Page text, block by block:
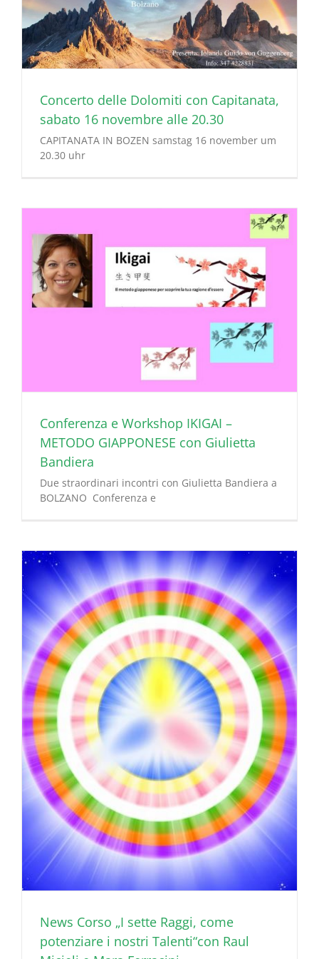
Concerto delle Dolomiti con Capitanata,
sabato 16 novembre alle 20.30
CAPITANATA IN BOZEN samstag 16 november um
20.30 uhr
Conferenza e Workshop IKIGAI –
METODO GIAPPONESE con Giulietta
Bandiera
Due straordinari incontri con Giulietta Bandiera a
BOLZANO Conferenza e
News Corso „I sette Raggi, come
potenziare i nostri Talenti“con Raul